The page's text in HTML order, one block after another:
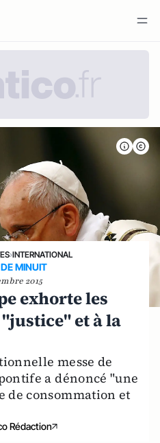
›INTERNATIONAL
MINUIT
2015
exhorte les
et à la
messe de
a dénoncé "une
de consommation et
Rédaction